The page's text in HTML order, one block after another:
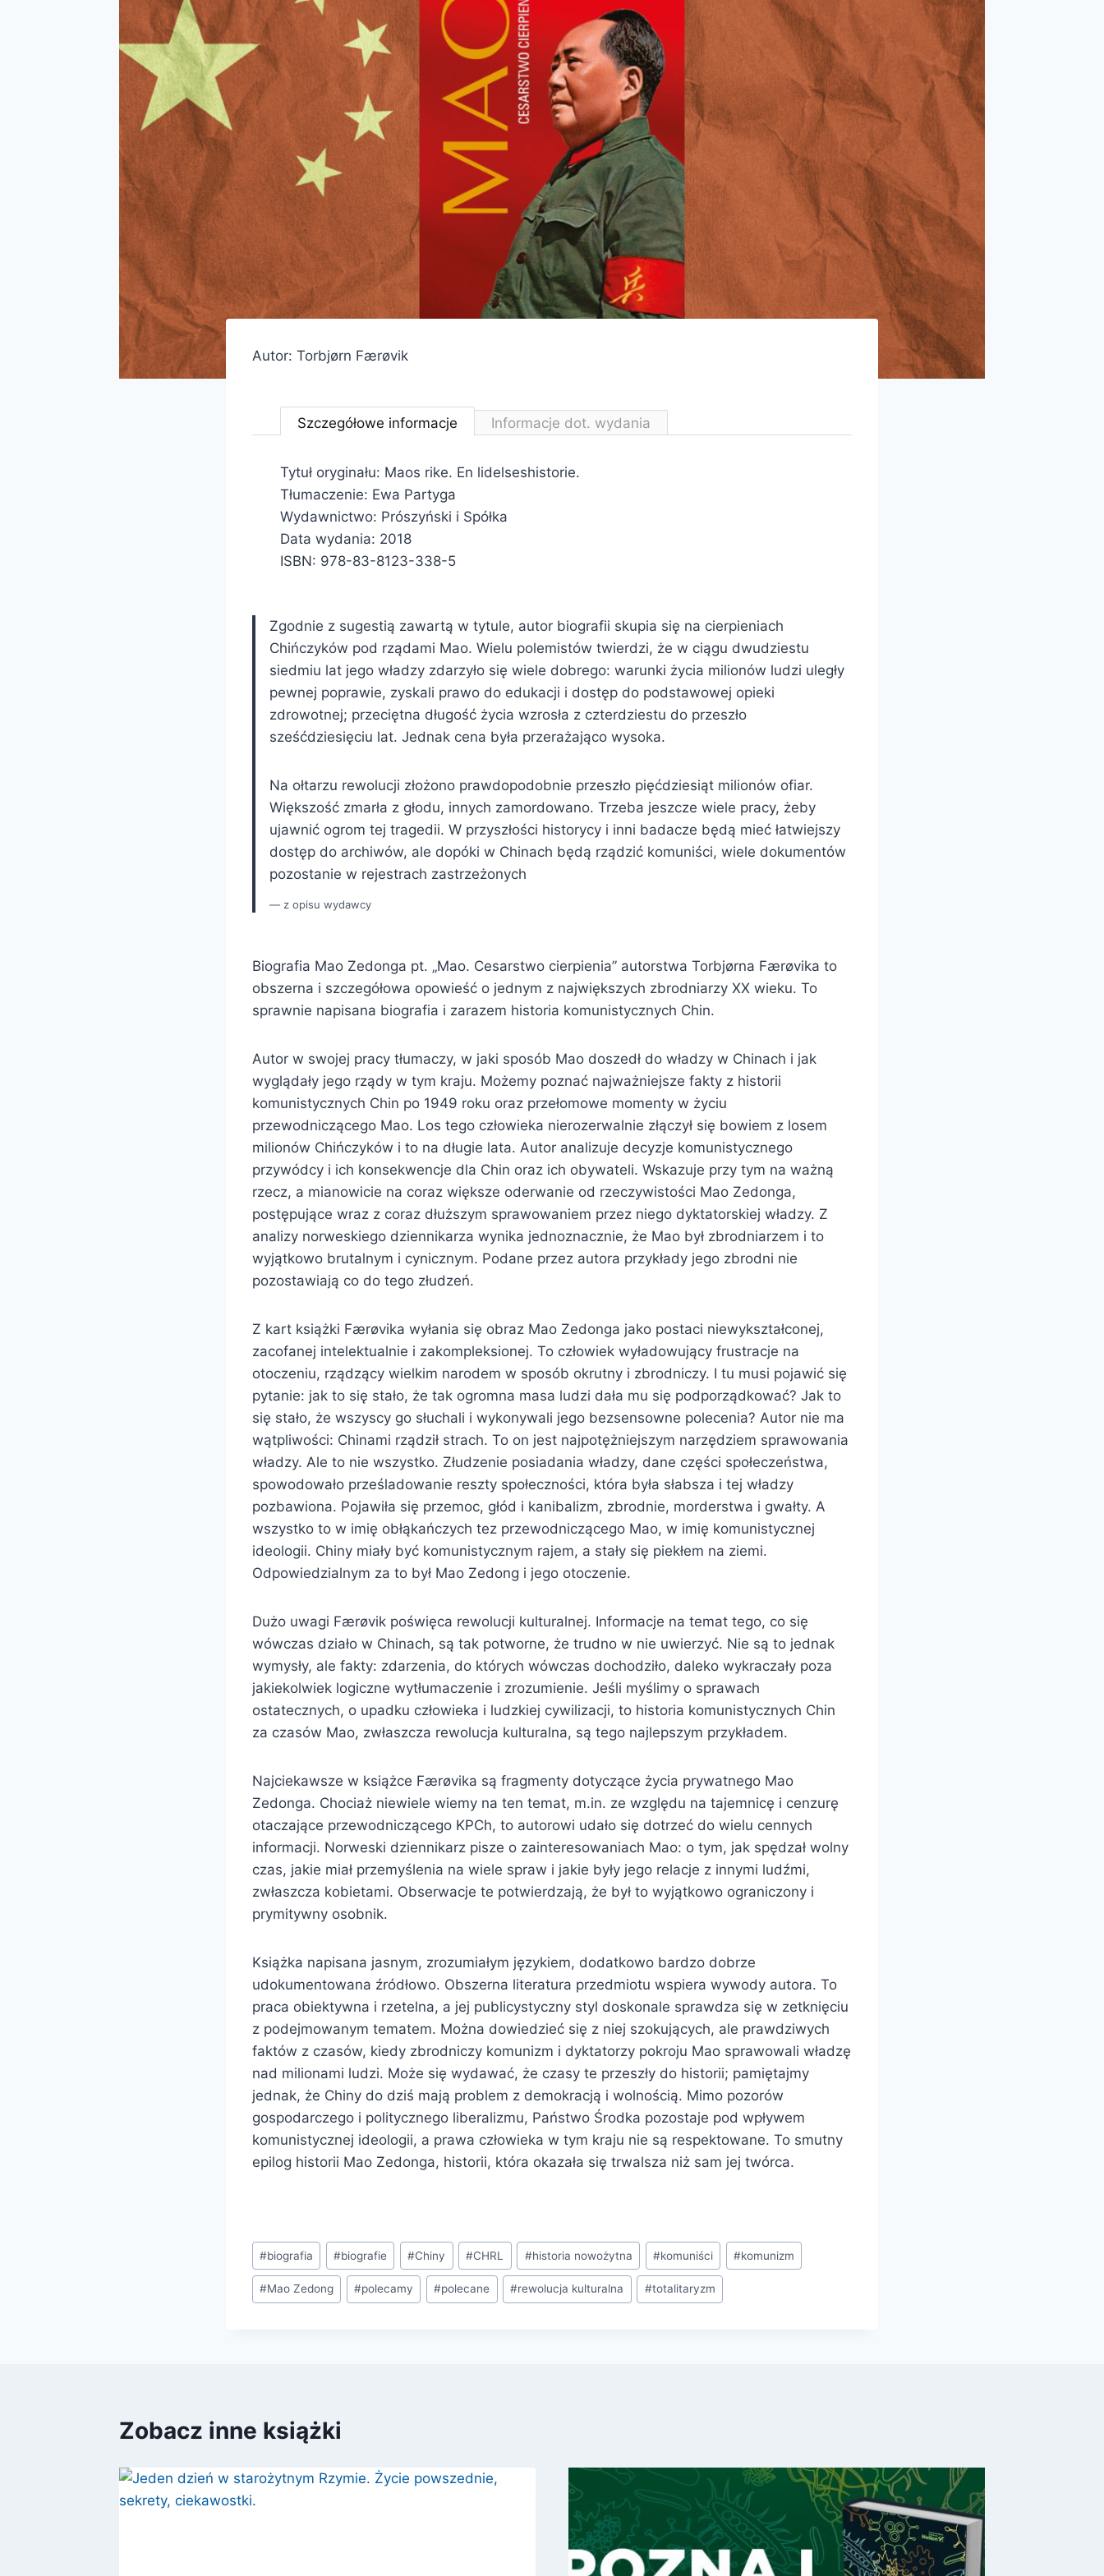
Autor: Torbjørn Færøvik
Szczegółowe informacje Informacje dot. wydania
Tytuł oryginału: Maos rike. En lidelseshistorie.
Tłumaczenie: Ewa Partyga
Wydawnictwo: Prószyński i Spółka
Data wydania: 2018
ISBN: 978-83-8123-338-5
Zgodnie z sugestią zawartą w tytule, autor biografii skupia się na cierpieniach
Chińczyków pod rządami Mao. Wielu polemistów twierdzi, że w ciągu dwudziestu
siedmiu lat jego władzy zdarzyło się wiele dobrego: warunki życia milionów ludzi uległy
pewnej poprawie, zyskali prawo do edukacji i dostęp do podstawowej opieki
zdrowotnej; przeciętna długość życia wzrosła z czterdziestu do przeszło
sześćdziesięciu lat. Jednak cena była przerażająco wysoka.
Na ołtarzu rewolucji złożono prawdopodobnie przeszło pięćdziesiąt milionów ofiar.
Większość zmarła z głodu, innych zamordowano. Trzeba jeszcze wiele pracy, żeby
ujawnić ogrom tej tragedii. W przyszłości historycy i inni badacze będą mieć łatwiejszy
dostęp do archiwów, ale dopóki w Chinach będą rządzić komuniści, wiele dokumentów
pozostanie w rejestrach zastrzeżonych
z opisu wydawcy
Biografia Mao Zedonga pt. „Mao. Cesarstwo cierpienia” autorstwa Torbjørna Færøvika to
obszerna i szczegółowa opowieść o jednym z największych zbrodniarzy XX wieku. To
sprawnie napisana biografia i zarazem historia komunistycznych Chin.
Autor w swojej pracy tłumaczy, w jaki sposób Mao doszedł do władzy w Chinach i jak
wyglądały jego rządy w tym kraju. Możemy poznać najważniejsze fakty z historii
komunistycznych Chin po 1949 roku oraz przełomowe momenty w życiu
przewodniczącego Mao. Los tego człowieka nierozerwalnie złączył się bowiem z losem
milionów Chińczyków i to na długie lata. Autor analizuje decyzje komunistycznego
przywódcy i ich konsekwencje dla Chin oraz ich obywateli. Wskazuje przy tym na ważną
rzecz, a mianowicie na coraz większe oderwanie od rzeczywistości Mao Zedonga,
postępujące wraz z coraz dłuższym sprawowaniem przez niego dyktatorskiej władzy. Z
analizy norweskiego dziennikarza wynika jednoznacznie, że Mao był zbrodniarzem i to
wyjątkowo brutalnym i cynicznym. Podane przez autora przykłady jego zbrodni nie
pozostawiają co do tego złudzeń.
Z kart książki Færøvika wyłania się obraz Mao Zedonga jako postaci niewykształconej,
zacofanej intelektualnie i zakompleksionej. To człowiek wyładowujący frustracje na
otoczeniu, rządzący wielkim narodem w sposób okrutny i zbrodniczy. I tu musi pojawić się
pytanie: jak to się stało, że tak ogromna masa ludzi dała mu się podporządkować? Jak to
się stało, że wszyscy go słuchali i wykonywali jego bezsensowne polecenia? Autor nie ma
wątpliwości: Chinami rządził strach. To on jest najpotężniejszym narzędziem sprawowania
władzy. Ale to nie wszystko. Złudzenie posiadania władzy, dane części społeczeństwa,
spowodowało prześladowanie reszty społeczności, która była słabsza i tej władzy
pozbawiona. Pojawiła się przemoc, głód i kanibalizm, zbrodnie, morderstwa i gwałty. A
wszystko to w imię obłąkańczych tez przewodniczącego Mao, w imię komunistycznej
ideologii. Chiny miały być komunistycznym rajem, a stały się piekłem na ziemi.
Odpowiedzialnym za to był Mao Zedong i jego otoczenie.
Dużo uwagi Færøvik poświęca rewolucji kulturalnej. Informacje na temat tego, co się
wówczas działo w Chinach, są tak potworne, że trudno w nie uwierzyć. Nie są to jednak
wymysły, ale fakty: zdarzenia, do których wówczas dochodziło, daleko wykraczały poza
jakiekolwiek logiczne wytłumaczenie i zrozumienie. Jeśli myślimy o sprawach
ostatecznych, o upadku człowieka i ludzkiej cywilizacji, to historia komunistycznych Chin
za czasów Mao, zwłaszcza rewolucja kulturalna, są tego najlepszym przykładem.
Najciekawsze w książce Færøvika są fragmenty dotyczące życia prywatnego Mao
Zedonga. Chociaż niewiele wiemy na ten temat, m.in. ze względu na tajemnicę i cenzurę
otaczające przewodniczącego KPCh, to autorowi udało się dotrzeć do wielu cennych
informacji. Norweski dziennikarz pisze o zainteresowaniach Mao: o tym, jak spędzał wolny
czas, jakie miał przemyślenia na wiele spraw i jakie były jego relacje z innymi ludźmi,
zwłaszcza kobietami. Obserwacje te potwierdzają, że był to wyjątkowo ograniczony i
prymitywny osobnik.
Książka napisana jasnym, zrozumiałym językiem, dodatkowo bardzo dobrze
udokumentowana źródłowo. Obszerna literatura przedmiotu wspiera wywody autora. To
praca obiektywna i rzetelna, a jej publicystyczny styl doskonale sprawdza się w zetknięciu
z podejmowanym tematem. Można dowiedzieć się z niej szokujących, ale prawdziwych
faktów z czasów, kiedy zbrodniczy komunizm i dyktatorzy pokroju Mao sprawowali władzę
nad milionami ludzi. Może się wydawać, że czasy te przeszły do historii; pamiętajmy
jednak, że Chiny do dziś mają problem z demokracją i wolnością. Mimo pozorów
gospodarczego i politycznego liberalizmu, Państwo Środka pozostaje pod wpływem
komunistycznej ideologii, a prawa człowieka w tym kraju nie są respektowane. To smutny
epilog historii Mao Zedonga, historii, która okazała się trwalsza niż sam jej twórca.
Tagi
wpisu:
#biografia #biografie #Chiny #CHRL #historia nowożytna #komuniści #komunizm
#Mao Zedong #polecamy #polecane #rewolucja kulturalna #totalitaryzm
Zobacz inne książki